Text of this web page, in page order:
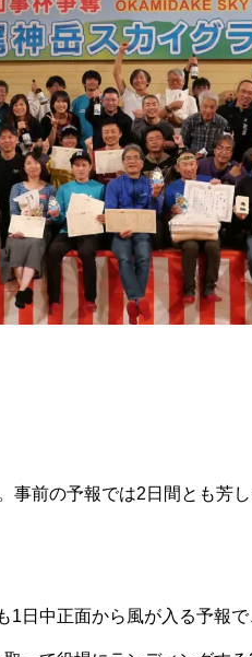
事前の予報では2日間とも芳
1日中正面から風が入る予報